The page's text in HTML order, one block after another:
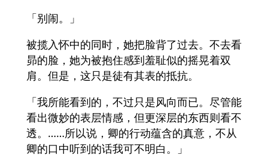
「别闹。」
被揽入怀中的同时，她把脸背了过去。不去看
昴的脸，她为被抱住感到羞耻似的摇晃着双
肩。但是，这只是徒有其表的抵抗。
「我所能看到的，不过只是风向而已。尽管能
看出微妙的表层情感，但更深层的东西则看不
透。……所以说，卿的行动蕴含的真意，不从
卿的口中听到的话我可不明白。」